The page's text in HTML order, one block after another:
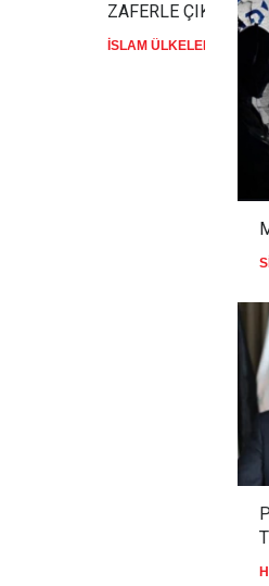
ZAFERLE ÇIKTI
İSLAM ÜLKELERİ 07